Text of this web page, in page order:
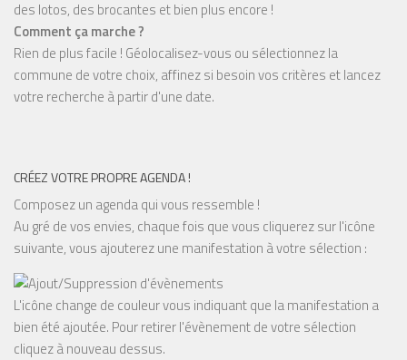
des lotos, des brocantes et bien plus encore !
Comment ça marche ?
Rien de plus facile ! Géolocalisez-vous ou sélectionnez la
commune de votre choix, affinez si besoin vos critères et lancez
votre recherche à partir d'une date.
CRÉEZ VOTRE PROPRE AGENDA !
Composez un agenda qui vous ressemble !
Au gré de vos envies, chaque fois que vous cliquerez sur l'icône
suivante, vous ajouterez une manifestation à votre sélection :
L'icône change de couleur vous indiquant que la manifestation a
bien été ajoutée. Pour retirer l'évènement de votre sélection
cliquez à nouveau dessus.